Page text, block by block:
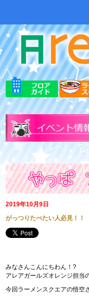
2019年10月9日
がっつりたべたい人必見！！
みなさんこんにちわん！?
アレアガールズオレンジ担当
今回ラーメンスクエアの悟空